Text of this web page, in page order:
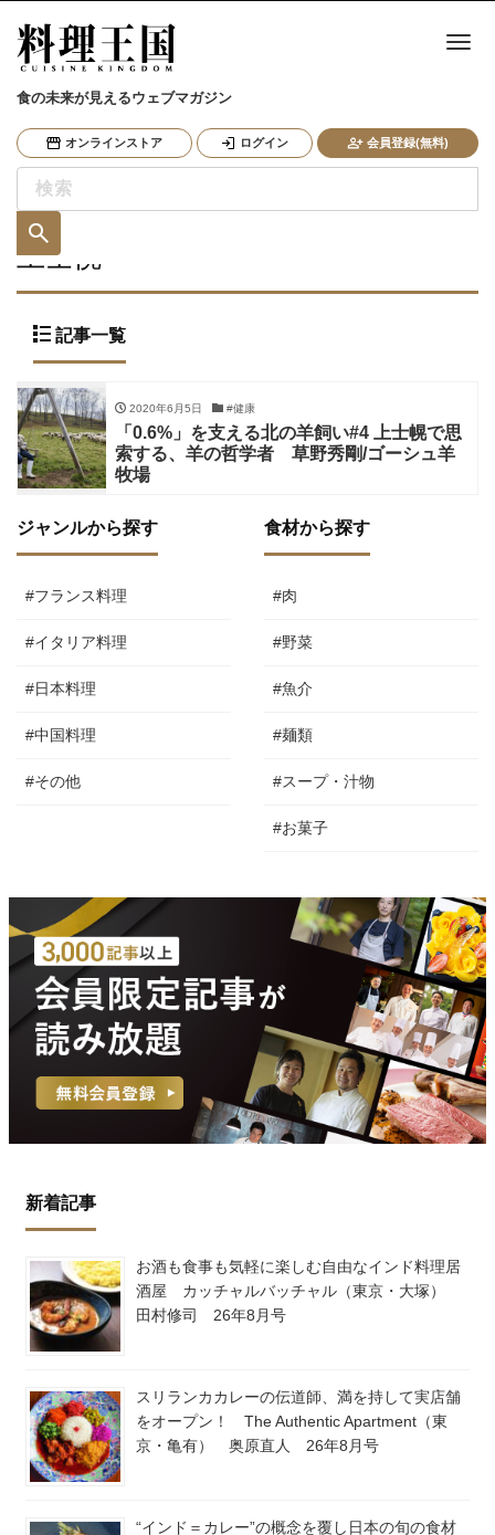
食の未来が見えるウェブマガジン
オンラインストア ログイン 会員登録(無料)
ナ
上士幌
記事一覧
2020年6月5日 #健康
「0.6%」を支える北の羊飼い#4 上士幌で思
索する、羊の哲学者 草野秀剛/ゴーシュ羊
牧場
ジャンルから探す
#フランス料理
#イタリア料理
#日本料理
#中国料理
#その他
食材から探す
#肉
#野菜
#魚介
#麺類
#スープ・汁物
#お菓子
新着記事
お酒も食事も気軽に楽しむ自由なインド料理居
酒屋 カッチャルバッチャル（東京・大塚）
田村修司 26年8月号
スリランカカレーの伝道師、満を持して実店舗
をオープン！ The Authentic Apartment（東
京・亀有） 奥原直人 26年8月号
“インド＝カレー”の概念を覆し日本の旬の食材